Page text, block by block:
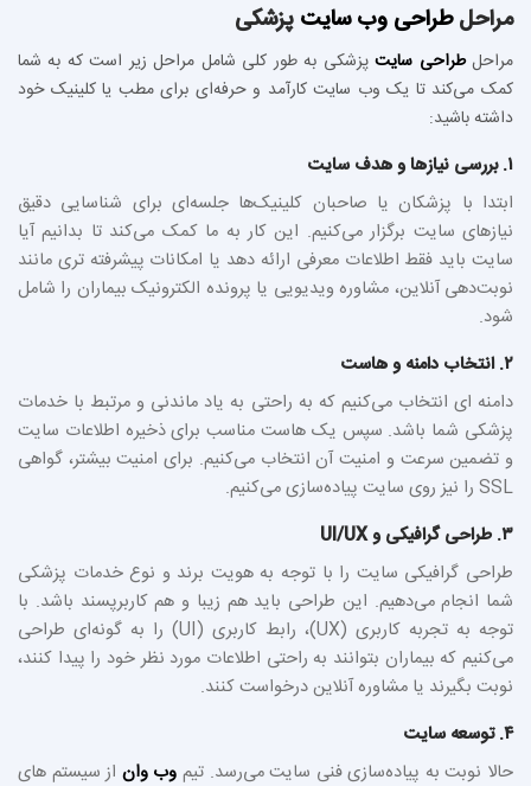
مراحلطراحی وب سایت پزشکی
مراحلطراحی سایتپزشکی به طور کلی شامل مراحل زیر است که به شما
کمک می‌کند تا یک وب‌ سایت کارآمد و حرفه‌ای برای مطب یا کلینیک خود
داشته باشید:
۱. بررسی نیازها و هدف سایت
ابتدا با پزشکان یا صاحبان کلینیک‌ها جلسه‌ای برای شناسایی دقیق
نیازهای سایت برگزار می‌کنیم. این کار به ما کمک می‌کند تا بدانیم آیا
سایت باید فقط اطلاعات معرفی ارائه دهد یا امکانات پیشرفته‌ تری مانند
نوبت‌دهی آنلاین، مشاوره ویدیویی یا پرونده الکترونیک بیماران را شامل
شود.
۲. انتخاب دامنه و هاست
دامنه‌ ای انتخاب می‌کنیم که به راحتی به یاد ماندنی و مرتبط با خدمات
پزشکی شما باشد. سپس یک هاست مناسب برای ذخیره اطلاعات سایت
و تضمین سرعت و امنیت آن انتخاب می‌کنیم. برای امنیت بیشتر، گواهی
SSL را نیز روی سایت پیاده‌سازی می‌کنیم.
۳. طراحی گرافیکی و UI/UX
طراحی گرافیکی سایت را با توجه به هویت برند و نوع خدمات پزشکی
شما انجام می‌دهیم. این طراحی باید هم زیبا و هم کاربرپسند باشد. با
توجه به تجربه کاربری (UX)، رابط کاربری (UI) را به گونه‌ای طراحی
می‌کنیم که بیماران بتوانند به راحتی اطلاعات مورد نظر خود را پیدا کنند،
نوبت بگیرند یا مشاوره آنلاین درخواست کنند.
۴. توسعه سایت
حالا نوبت به پیاده‌سازی فنی سایت می‌رسد. تیم وب وان از سیستم‌ های